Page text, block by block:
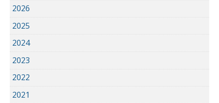
2026
2025
2024
2023
2022
2021